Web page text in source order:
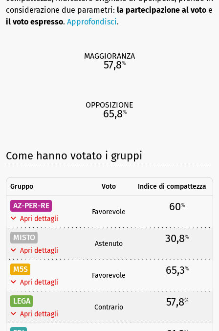
considerazione due parametri: la partecipazione al voto e
il voto espresso. Approfondisci.
MAGGIORANZA
57,8%
OPPOSIZIONE
65,8%
Come hanno votato i gruppi
Gruppo Voto Indice di compattezza
AZ-PER-RE
Apri dettagli
Favorevole 60%
MISTO
Apri dettagli
Astenuto 30,8%
M5S
Apri dettagli
Favorevole 65,3%
LEGA
Apri dettagli
Contrario 57,8%